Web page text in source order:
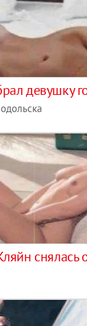
девушку
снялась